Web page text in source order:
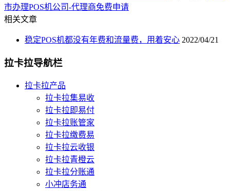
市办理POS机公司-代理商免费申请
相关文章
稳定POS机都没有年费和流量费，用着安心 2022/04/21
拉卡拉导航栏
拉卡拉产品
拉卡拉集易收
拉卡拉即易付
拉卡拉账管家
拉卡拉缴费易
拉卡拉云收银
拉卡拉青橙云
拉卡拉分账通
小冲店务通